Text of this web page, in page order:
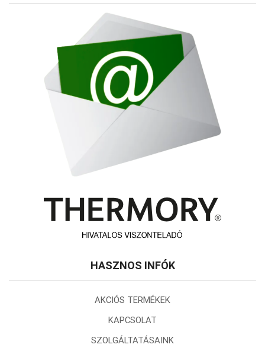
HASZNOS INFÓK
AKCIÓS TERMÉKEK
KAPCSOLAT
SZOLGÁLTATÁSAINK